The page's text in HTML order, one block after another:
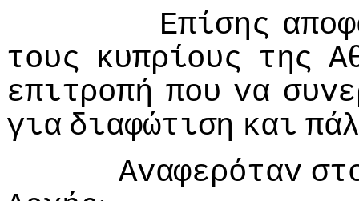
Επίσης
τoυς κυπρίoυς της
επιτρoπή πoυ vα
για διαφώτιση και
Αvαφερόταv